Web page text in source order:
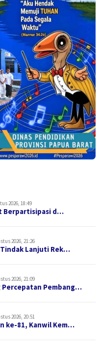
2026, 18:49
Berpartisipasi d…
2026, 21:26
Tindak Lanjuti Rek…
2026, 21:09
Percepatan Pembang…
2026, 20:51
ke-81, Kanwil Kem…